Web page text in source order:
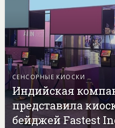
СЕНСОРНЫЕ КИОСКИ
Индийская
представила
бейджей Fastest